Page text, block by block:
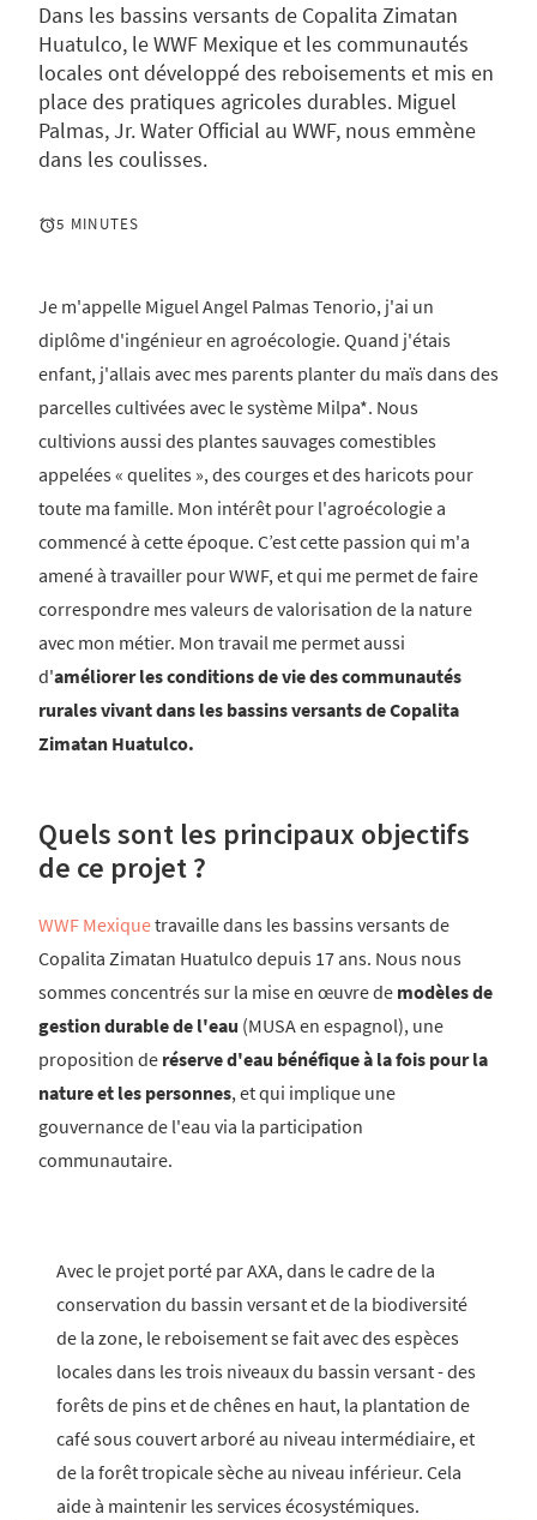
Dans les bassins versants de Copalita Zimatan
Huatulco, le WWF Mexique et les communautés
locales ont développé des reboisements et mis en
place des pratiques agricoles durables. Miguel
Palmas, Jr. Water Official au WWF, nous emmène
dans les coulisses.
5 MINUTES
Je m'appelle Miguel Angel Palmas Tenorio, j'ai un
diplôme d'ingénieur en agroécologie. Quand j'étais
enfant, j'allais avec mes parents planter du maïs dans des
parcelles cultivées avec le système Milpa*. Nous
cultivions aussi des plantes sauvages comestibles
appelées « quelites », des courges et des haricots pour
toute ma famille. Mon intérêt pour l'agroécologie a
commencé à cette époque. C’est cette passion qui m'a
amené à travailler pour WWF, et qui me permet de faire
correspondre mes valeurs de valorisation de la nature
avec mon métier. Mon travail me permet aussi
d'améliorer les conditions de vie des communautés
rurales vivant dans les bassins versants de Copalita
Zimatan Huatulco.
Quels sont les principaux objectifs
de ce projet ?
WWF Mexiquetravaille dans les bassins versants de
Copalita Zimatan Huatulco depuis 17 ans. Nous nous
sommes concentrés sur la mise en œuvre de modèles de
gestion durable de l'eau (MUSA en espagnol), une
proposition de réserve d'eau bénéfique à la fois pour la
nature et les personnes, et qui implique une
gouvernance de l'eau via la participation
communautaire.
Avec le projet porté par AXA, dans le cadre de la
conservation du bassin versant et de la biodiversité
de la zone, le reboisement se fait avec des espèces
locales dans les trois niveaux du bassin versant - des
forêts de pins et de chênes en haut, la plantation de
café sous couvert arboré au niveau intermédiaire, et
de la forêt tropicale sèche au niveau inférieur. Cela
aide à maintenir les services écosystémiques.